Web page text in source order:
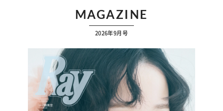
MAGAZINE
2026年9月号